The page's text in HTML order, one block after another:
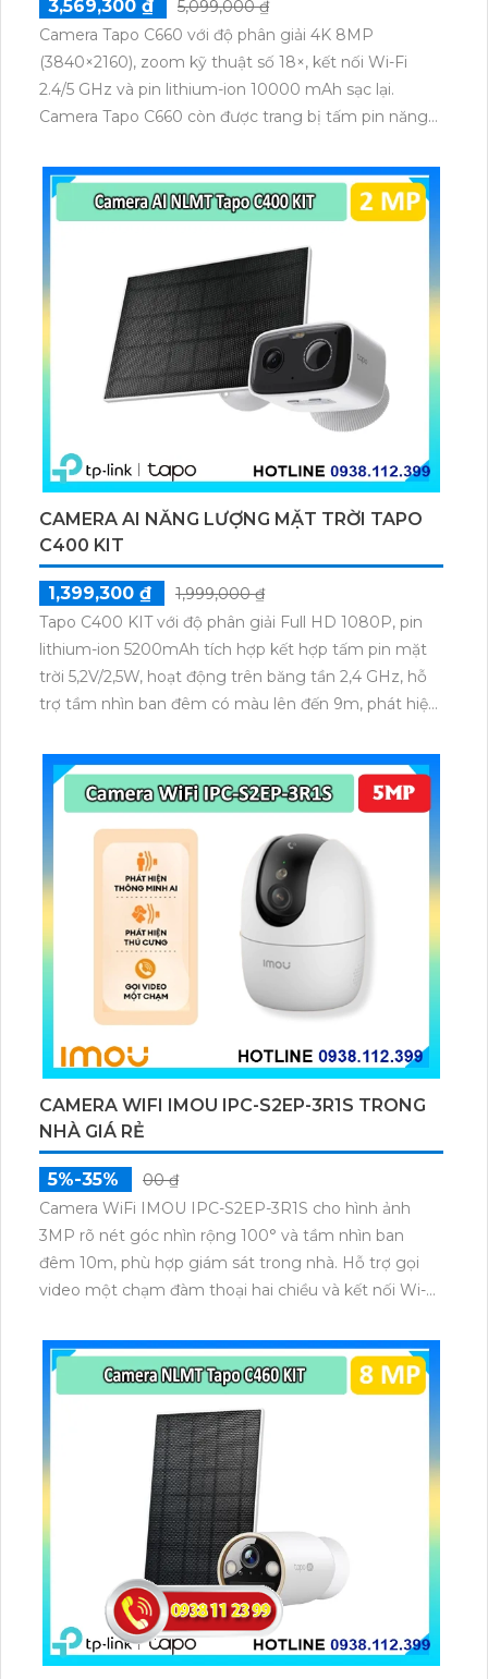
3,569,300 ₫
5,099,000 ₫
Camera Tapo C660 với độ phân giải 4K 8MP
(3840×2160), zoom kỹ thuật số 18×, kết nối Wi-Fi
2.4/5 GHz và pin lithium-ion 10000 mAh sạc lại.
Camera Tapo C660 còn được trang bị tấm pin năng
thú cưng, phương tiện, lưu trữ thẻ microSD tối đa 512
GB.
CAMERA AI NĂNG LƯỢNG MẶT TRỜI TAPO
C400 KIT
1,399,300 ₫
1,999,000 ₫
Tapo C400 KIT với độ phân giải Full HD 1080P, pin
lithium-ion 5200mAh tích hợp kết hợp tấm pin mặt
trời 5,2V/2,5W, hoạt động trên băng tần 2,4 GHz, hỗ
trợ tầm nhìn ban đêm có màu lên đến 9m, phát hiện
dữ liệu qua thẻ microSD lên đến 512GB.
CAMERA WIFI IMOU IPC-S2EP-3R1S TRONG
NHÀ GIÁ RẺ
5%-35%
00 ₫
Camera WiFi IMOU IPC-S2EP-3R1S cho hình ảnh
3MP rõ nét góc nhìn rộng 100° và tầm nhìn ban
đêm 10m, phù hợp giám sát trong nhà. Hỗ trợ gọi
video một chạm đàm thoại hai chiều và kết nối Wi-Fi
microSD tối đa 256GB hoặc lưu đám mây dễ lắp đặt
cho gia đình và văn phòng nhỏ.